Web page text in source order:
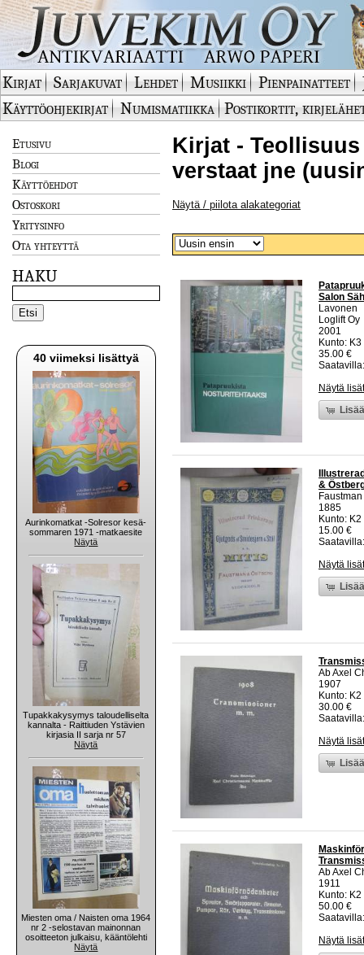
Kirjat Sarjakuvat Lehdet Musiikki Pienpainatteet
Käyttöohjekirjat
Numismatiikka Postikortit,
Etusivu
Blogi
Käyttöehdot
Ostoskori
Yritysinfo
Ota yhteyttä
HAKU
40 viimeksi lisättyä
Aurinkomatkat -Solresor kesä-
sommaren 1971 -matkaesite
Näytä
Tupakkakysymys taloudelliselta
kannalta - Raittiuden Ystävien
kirjasia II sarja nr 57
Näytä
Miesten oma / Naisten oma 1964
nr 2 -selostavan mainonnan
osoitteeton julkaisu, kääntölehti
Näytä
Kirjat -
verstaat jne
Näytä / piilota alakategoriat
Salon
Lavonen
Loglift Oy
2001
Kunto:
35.00 €
Näytä
&
1885
Kunto:
15.00 €
Näytä
Ab Axel
1907
Kunto:
30.00 €
Näytä
Ab Axel
1911
Kunto:
50.00 €
Näytä